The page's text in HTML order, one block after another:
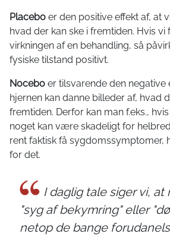
Placebo er den positive effekt af, at
hvad der kan ske i fremtiden. Hvis vi
virkningen af en behandling, så
fysiske tilstand positivt.
Nocebo er tilsvarende den negative
hjernen kan danne billeder af, hvad
fremtiden. Derfor kan man f.eks.,
noget kan være skadeligt for
rent faktisk få sygdomssymptomer,
for det.
I daglig tale siger vi, at
"syg af bekymring" eller
netop de bange